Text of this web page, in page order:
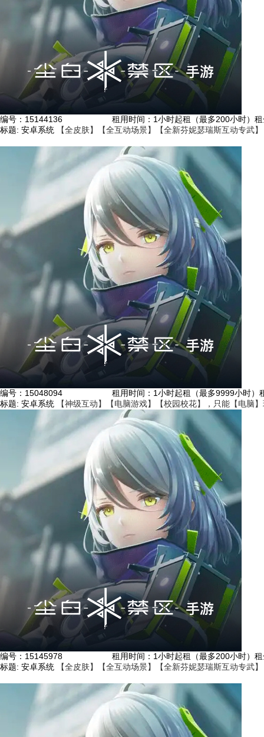
编号： 15144136 租用时间 ：1小时起租（最多200小时）
标题: 安卓系统 【全皮肤】【全互动场景】【全新芬妮瑟瑞斯互动专武
编号： 15048094 租用时间 ：1小时起租（最多9999小时）
标题: 安卓系统 【神级互动】【电脑游戏】【校园校花】，只能【电脑
编号： 15145978 租用时间 ：1小时起租（最多200小时）
标题: 安卓系统 【全皮肤】【全互动场景】【全新芬妮瑟瑞斯互动专武